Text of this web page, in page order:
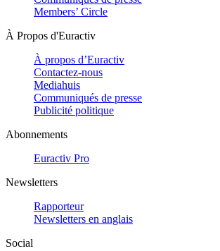
Members’ Circle
À Propos d'Euractiv
À propos d’Euractiv
Contactez-nous
Mediahuis
Communiqués de presse
Publicité politique
Abonnements
Euractiv Pro
Newsletters
Rapporteur
Newsletters en anglais
Social